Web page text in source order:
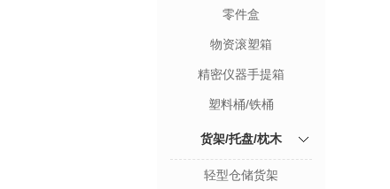
零件盒
物资滚塑箱
精密仪器手提箱
塑料桶/铁桶
货架/托盘/枕木
轻型仓储货架